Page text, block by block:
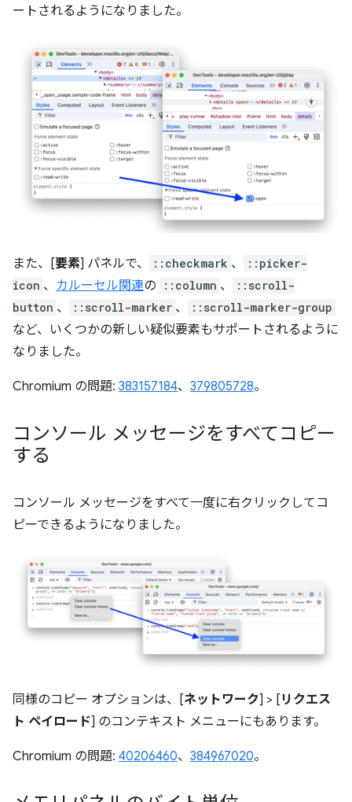
ートされるようになりました。
また、[要素] パネルで、 ::checkmark 、
::picker-
icon 、 カルーセル関連の ::column 、
::scroll-
button 、 ::scroll-marker 、 ::scroll-marker-group
など、いくつかの新しい疑似要素もサポートされるように
なりました。
Chromium の問題: 383157184、 379805728。
コンソール メッセージをすべてコピー
する
コンソール メッセージをすべて一度に右クリックしてコ
ピーできるようになりました。
同様のコピー オプションは、[ネットワーク] > [ リクエス
ト ペイロード] のコンテキスト メニューにもあります。
Chromium の問題: 40206460、 384967020。